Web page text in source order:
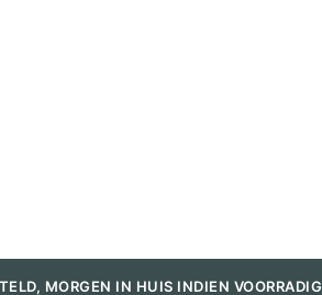
MORGEN IN HUIS INDIEN VOORRADIG